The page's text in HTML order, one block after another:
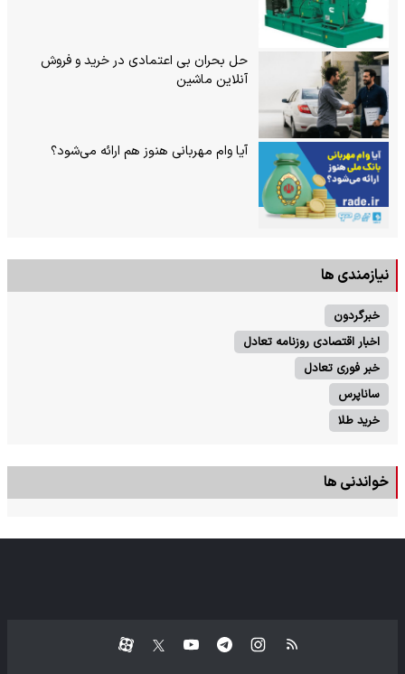
حل بحران بی‌ اعتمادی در خرید و فروش
آنلاین ماشین
آیا وام مهربانی هنوز هم ارائه می‌شود؟
نیازمندی ها
خبرگردون
اخبار اقتصادی روزنامه تعادل
خبر فوری تعادل
ساناپرس
خرید طلا
خواندنی ها